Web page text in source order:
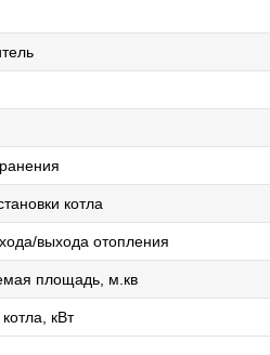
котла
выхода отопления
площадь, м.кв
кВт